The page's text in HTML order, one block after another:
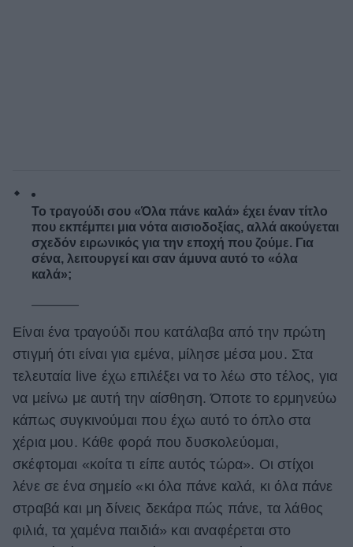
Το τραγούδι σου «Όλα πάνε καλά» έχει έναν τίτλο
που εκπέμπει μια νότα αισιοδοξίας, αλλά ακούγεται
σχεδόν ειρωνικός για την εποχή που ζούμε. Για
σένα, λειτουργεί και σαν άμυνα αυτό το «όλα
καλά»;
Είναι ένα τραγούδι που κατάλαβα από την πρώτη
στιγμή ότι είναι για εμένα, μίλησε μέσα μου. Στα
τελευταία live έχω επιλέξει να το λέω στο τέλος, για
να μείνω με αυτή την αίσθηση. Όποτε το ερμηνεύω
κάπως συγκινούμαι που έχω αυτό το όπλο στα
χέρια μου. Κάθε φορά που δυσκολεύομαι,
σκέφτομαι «κοίτα τι είπε αυτός τώρα». Οι στίχοι
λένε σε ένα σημείο «κι όλα πάνε καλά, κι όλα πάνε
στραβά και μη δίνεις δεκάρα πώς πάνε, τα λάθος
φιλιά, τα χαμένα παιδιά» και αναφέρεται στο